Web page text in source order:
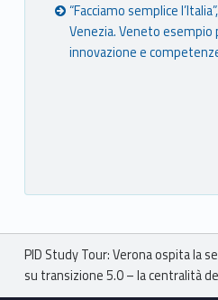
“Facciamo semplice
Venezia. Veneto
innovazione e
Breadcrumbs navigation
PID Study Tour: Verona ospita la
su transizione 5.0 – la centralità